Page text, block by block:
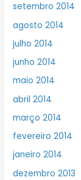
setembro 2014
agosto 2014
julho 2014
junho 2014
maio 2014
abril 2014
março 2014
fevereiro 2014
janeiro 2014
dezembro 2013